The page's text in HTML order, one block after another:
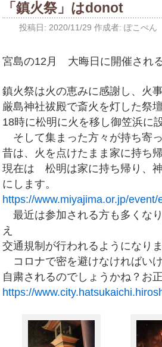
「鎮火祭」はdonot
投稿日: 2020/11/29 作成者: ぽこぺん
宮島の12月 大晦日に開催され
鎮火祭は火の恵みに感謝し、火
厳島神社祓殿で斎火を灯した祭
18時に松明に火を移し御笠浜に
そして集まった方々が持ち寄
昔は、火を点けたまま家に持ち
現在は 松明は家に持ち帰り、
にします。
https://www.miyajima.or.jp/
最近は参加される方も多くな
え
交通規制が行われるようになり
コロナで密を避けなければい
自粛されるのでしょうかね？お
https://